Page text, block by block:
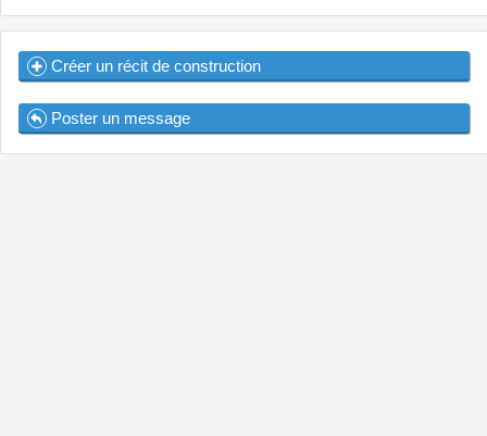
Créer un récit de construction
Poster un message